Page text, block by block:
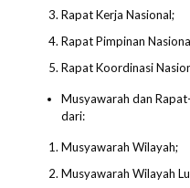
Rapat Kerja Nasional;
Rapat Pimpinan
Rapat Koordinasi
Musyawarah dan
dari:
Musyawarah Wilayah;
Musyawarah Wilayah